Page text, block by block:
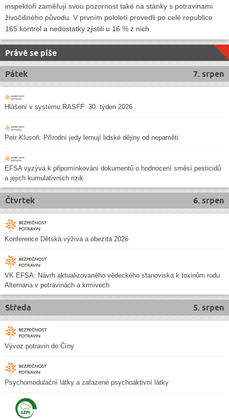
inspektoři zaměřují svou pozornost také na stánky s potravinami
živočišného původu. V prvním pololetí provedli po celé republice
165 kontrol a nedostatky zjistili u 16 % z nich.
Právě se píše
7. srpen
Pátek
Hlášení v systému RASFF: 30. týden 2026
Petr Klusoň: Přírodní jedy lemují lidské dějiny od nepaměti
EFSA vyzývá k připomínkování dokumentů o hodnocení směsí pesticidů
a jejich kumulativních rizik
6. srpen
Čtvrtek
Konference Dětská výživa a obezita 2026
VK EFSA: Návrh aktualizovaného vědeckého stanoviska k toxinům rodu
Alternaria v potravinách a krmivech
5. srpen
Středa
Vývoz potravin do Číny
Psychomodulační látky a zařazené psychoaktivní látky